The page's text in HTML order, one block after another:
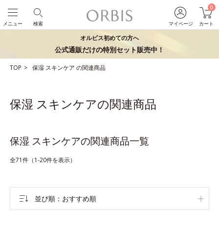
マイページ
0
カート
検索
メニュー
オルビス初めての方へ
公式通販だけの特別セット販売中！
TOP 保湿 スキンケア の関連商品
保湿 スキンケアの関連商品
保湿 スキンケアの関連商品一覧
全71件（1-20件を表示）
並び順 おすすめ順